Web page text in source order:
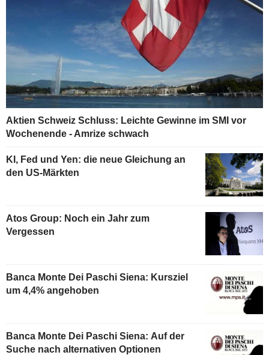
Aktien Schweiz Schluss: Leichte Gewinne im SMI vor
Wochenende - Amrize schwach
KI, Fed und Yen: die neue Gleichung an
den US-Märkten
Atos Group: Noch ein Jahr zum
Vergessen
Banca Monte Dei Paschi Siena: Kursziel
um 4,4% angehoben
Banca Monte Dei Paschi Siena: Auf der
Suche nach alternativen Optionen